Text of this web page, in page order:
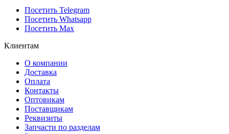
Посетить Telegram
Посетить Whatsapp
Посетить Max
Клиентам
О компании
Доставка
Оплата
Контакты
Оптовикам
Поставщикам
Реквизиты
Запчасти по разделам